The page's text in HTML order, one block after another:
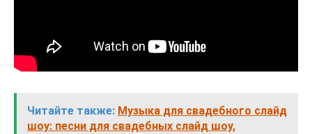
Читайте также: Музыка для свадебного слайд
шоу: песни для свадебных слайд шоу,